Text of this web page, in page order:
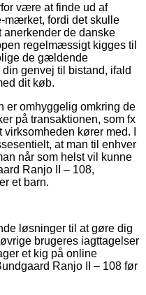
være at finde ud af
mærket, fordi det skulle
de danske
regelmæssigt kigges til
de gældende
genvej til bistand, ifald
dit køb.
er omhyggelig omkring de
på transaktionen, som fx
kører med. I
at man til enhver
når som helst vil kunne
Ranjo II – 108,
et barn.
løsninger til at gøre dig
brugeres iagttagelser
et kig på online
Ranjo II – 108 før